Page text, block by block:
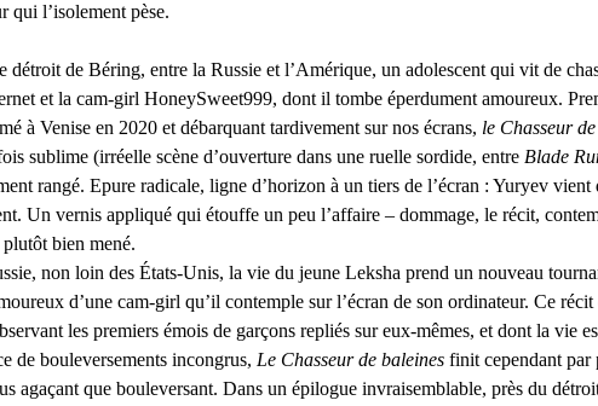
qui l’isolement pèse.
détroit de Béring, entre la Russie et l’Amérique, un adolescent qui vit de
et la cam-girl HoneySweet999, dont il tombe éperdument amoureux.
à Venise en 2020 et débarquant tardivement sur nos écrans, le Chasseur
sublime (irréelle scène d’ouverture dans une ruelle sordide, entre Blade
rangé. Epure radicale, ligne d’horizon à un tiers de l’écran : Yuryev
Un vernis appliqué qui étouffe un peu l’affaire – dommage, le récit,
est, lui, plutôt bien mené.
non loin des États-Unis, la vie du jeune Leksha prend un nouveau
d’une cam-girl qu’il contemple sur l’écran de son ordinateur. Ce récit
les premiers émois de garçons repliés sur eux-mêmes, et dont la vie
de bouleversements incongrus, Le Chasseur de baleines finit cependant par
agaçant que bouleversant. Dans un épilogue invraisemblable, près du